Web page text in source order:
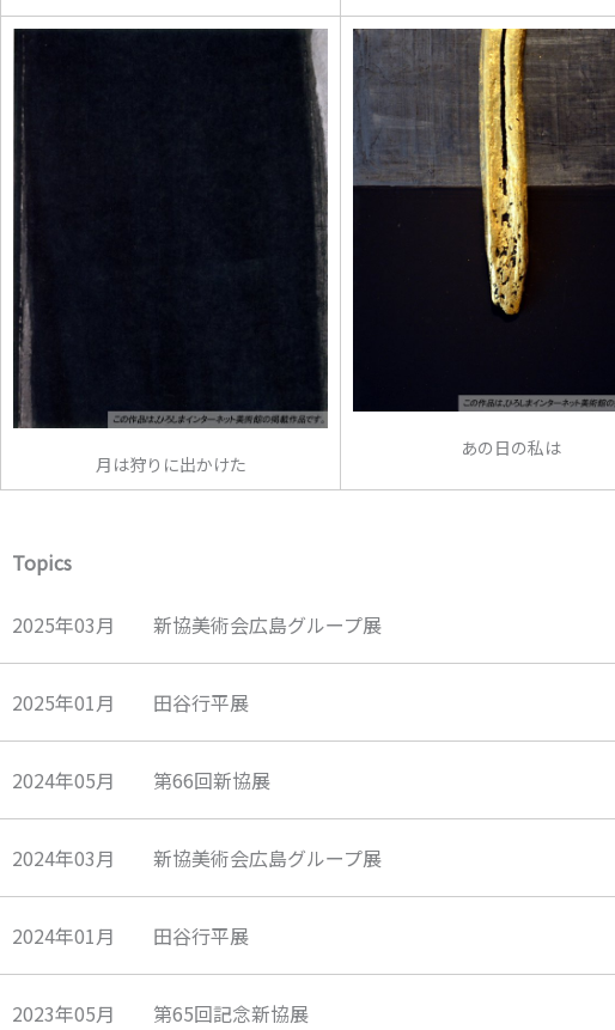
月は狩りに出かけた
あの日の私は
Topics
2025年03月 新協美術会広島グループ展
2025年01月 田谷行平展
2024年05月 第66回新協展
2024年03月 新協美術会広島グループ展
2024年01月 田谷行平展
2023年05月 第65回記念新協展